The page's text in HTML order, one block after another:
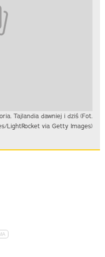
Tajlandia dawniej i dziś (Fot.
LightRocket via Getty Images)